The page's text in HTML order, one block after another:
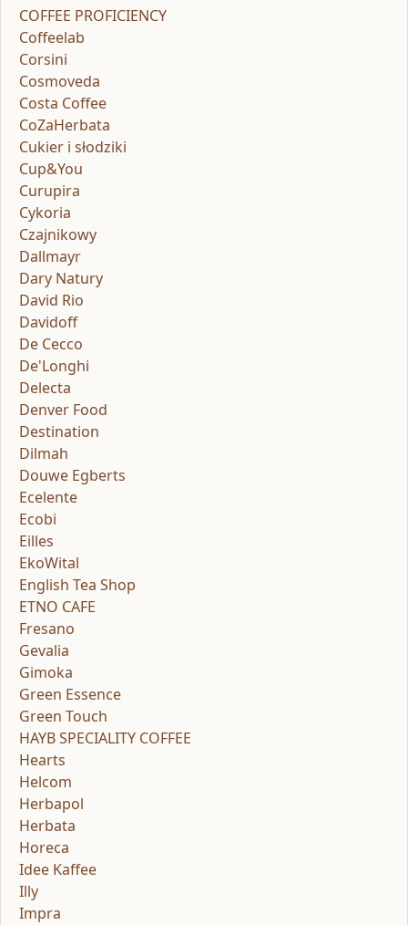
COFFEE PROFICIENCY
Coffeelab
Corsini
Cosmoveda
Costa Coffee
CoZaHerbata
Cukier i słodziki
Cup&You
Curupira
Cykoria
Czajnikowy
Dallmayr
Dary Natury
David Rio
Davidoff
De Cecco
De'Longhi
Delecta
Denver Food
Destination
Dilmah
Douwe Egberts
Ecelente
Ecobi
Eilles
EkoWital
English Tea Shop
ETNO CAFE
Fresano
Gevalia
Gimoka
Green Essence
Green Touch
HAYB SPECIALITY COFFEE
Hearts
Helcom
Herbapol
Herbata
Horeca
Idee Kaffee
Illy
Impra